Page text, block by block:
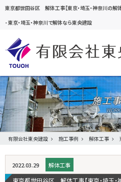
東京都世田谷区 解体工事【東京・埼玉・神奈川の解
-東京・埼玉・神奈川で解体なら東央建設
施工
有限会社東央建設 施工事例 解体工事
2022.03.29 解体工事